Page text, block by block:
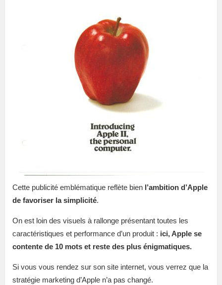
Cette publicité emblématique reflète bien l’ambition d’Apple
de favoriser la simplicité.
On est loin des visuels à rallonge présentant toutes les
caractéristiques et performance d’un produit : ici, Apple se
contente de 10 mots et reste des plus énigmatiques.
Si vous vous rendez sur son site internet, vous verrez que la
stratégie marketing d’Apple n’a pas changé.